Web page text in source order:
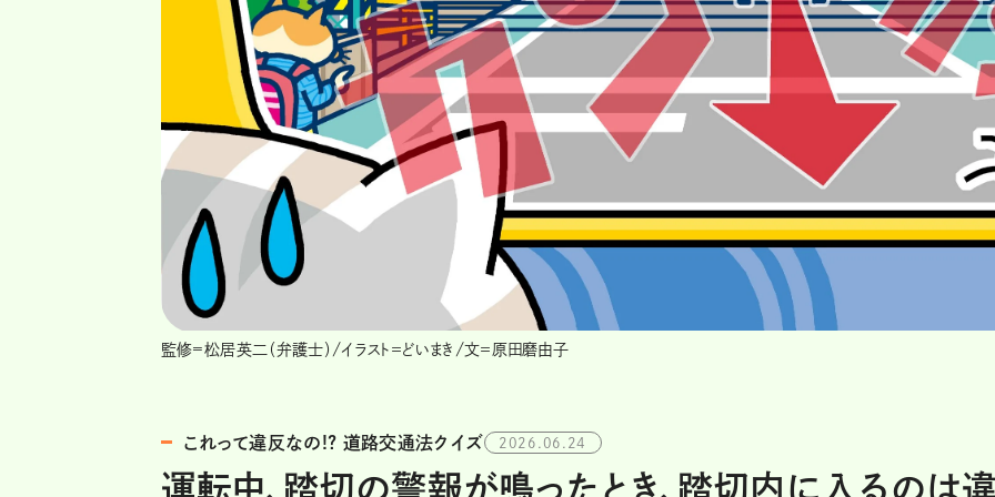
監修=松居英二（弁護士）/イラスト＝どいまき/文＝原田磨由子
これって違反なの!? 道路交通法クイズ 2026.06.24
運転中、踏切の警報が鳴ったとき、踏切内に入るのは